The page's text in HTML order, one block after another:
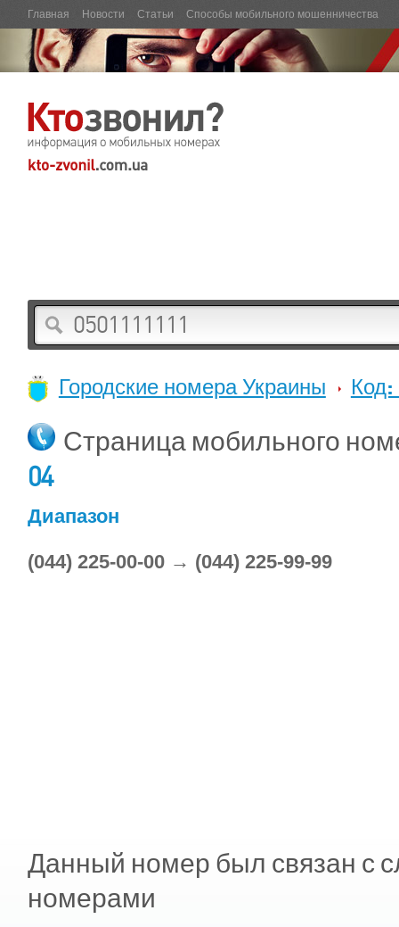
Главная Новости Статьи Способы мобильного мошенничества
Городские номера Украины Код:
Страница мобильного
04
Диапазон
(044) 225-00-00 → (044) 225-99-99
Данный номер был связан с
номерами